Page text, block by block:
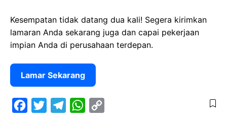
Kesempatan tidak datang dua kali! Segera kirimkan
lamaran Anda sekarang juga dan capai pekerjaan
impian Anda di perusahaan terdepan.
Lamar Sekarang